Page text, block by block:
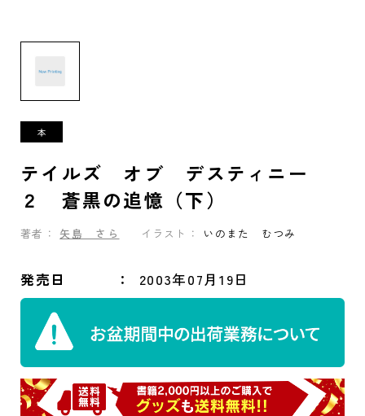
テイルズ オブ デスティニー
２ 蒼黒の追憶（下）
著者： 矢島 さら イラスト： いのまた むつみ
発売日 2003年07月19日